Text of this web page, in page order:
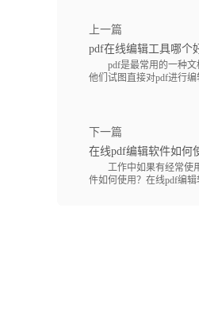
上一篇
pdf在线编辑工具哪个
pdf是最常用的一种文
他们试图直接对pdf进行
下一篇
在线pdf编辑软件如何
工作中如果有经常使用
件如何使用？在线pdf编辑